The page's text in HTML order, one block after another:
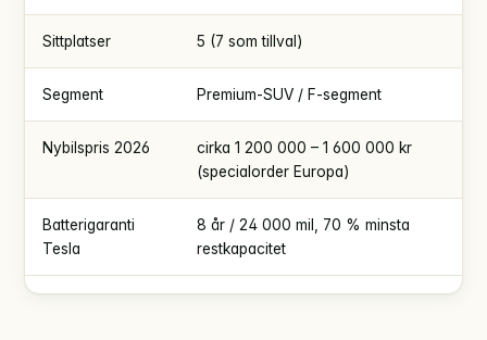
Sittplatser 5 (7 som tillval)
Segment Premium-SUV / F-segment
Nybilspris 2026
cirka 1 200 000 – 1 600 000 kr
(specialorder Europa)
Batterigaranti
Tesla
8 år / 24 000 mil, 70 % minsta
restkapacitet